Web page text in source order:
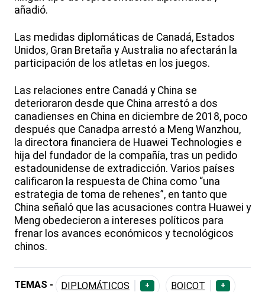
añadió.
Las medidas diplomáticas de Canadá, Estados
Unidos, Gran Bretaña y Australia no afectarán la
participación de los atletas en los juegos.
Las relaciones entre Canadá y China se
deterioraron desde que China arrestó a dos
canadienses en China en diciembre de 2018, poco
después que Canadpa arrestó a Meng Wanzhou,
la directora financiera de Huawei Technologies e
hija del fundador de la compañía, tras un pedido
estadounidense de extradicción. Varios países
calificaron la respuesta de China como “una
estrategia de toma de rehenes”, en tanto que
China señaló que las acusaciones contra Huawei y
Meng obedecieron a intereses políticos para
frenar los avances económicos y tecnológicos
chinos.
TEMAS - DIPLOMÁTICOS + BOICOT +